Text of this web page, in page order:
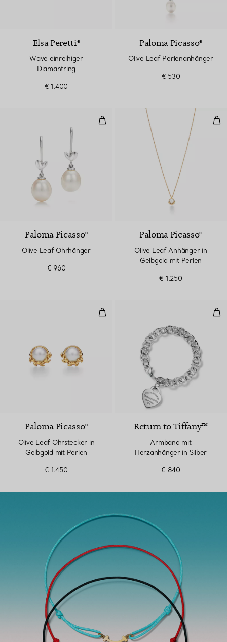
3 Materialien
Elsa Peretti®
Wave einreihiger
Diamantring
€ 1.400
Paloma Picasso®
Olive Leaf Perlenanhänger
€ 530
Olive Leaf Ohrhänger
Paloma Picasso®
Olive Leaf Ohrhänger
€ 960
Paloma Picasso®
Olive Leaf Anhänger in
Gelbgold mit Perlen
€ 1.250
Olive Leaf Ohrstecker in
Paloma Picasso®
Olive Leaf Ohrstecker in
Gelbgold mit Perlen
€ 1.450
Return to Tiffany™
Armband mit
Herzanhänger in Silber
€ 840